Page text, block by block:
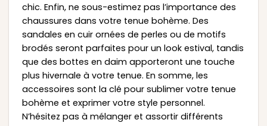
chic. Enfin, ne sous-estimez pas l’importance des
chaussures dans votre tenue bohème. Des
sandales en cuir ornées de perles ou de motifs
brodés seront parfaites pour un look estival, tandis
que des bottes en daim apporteront une touche
plus hivernale à votre tenue. En somme, les
accessoires sont la clé pour sublimer votre tenue
bohème et exprimer votre style personnel.
N’hésitez pas à mélanger et assortir différents